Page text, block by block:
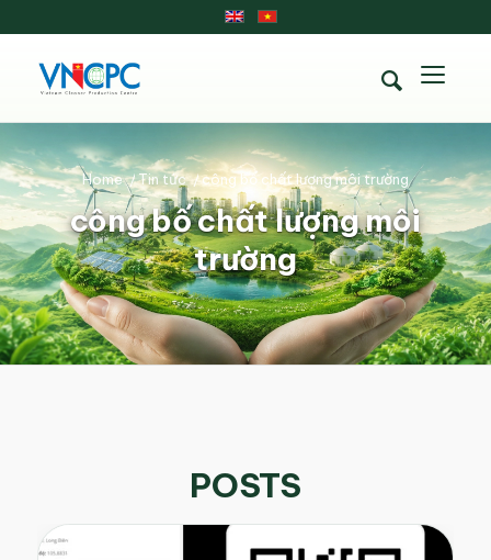
công bố chất lượng môi
trường
Home /Tin tức /công bố chất lượng môi trường
POSTS